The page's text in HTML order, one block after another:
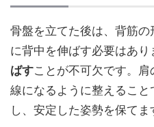
骨盤を立てた後は、背筋
に背中を伸ばす必要はあり
ばすことが不可欠です。
線になるように整えるこ
し、安定した姿勢を保てま